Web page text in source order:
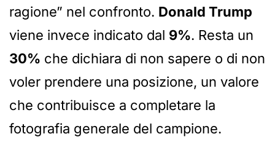
ragione” nel confronto. Donald Trump
viene invece indicato dal 9%. Resta un
30% che dichiara di non sapere o di non
voler prendere una posizione, un valore
che contribuisce a completare la
fotografia generale del campione.